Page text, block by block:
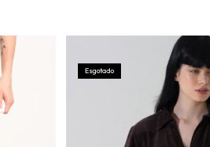
Esgotado